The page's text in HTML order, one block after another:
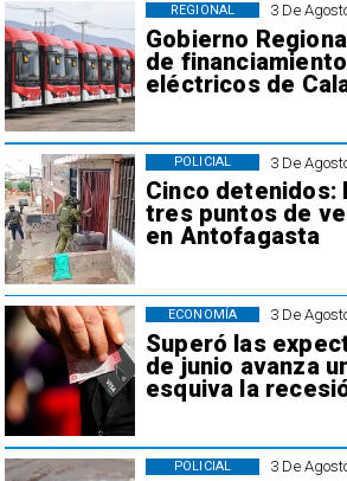
3 De
Gobierno
de
eléctricos de
REGIONAL
3 De
Cinco detenidos:
tres puntos de
en Antofagasta
POLICIAL
3 De
Superó las
de junio avanza
esquiva la
ECONOMÍA
3 De
POLICIAL